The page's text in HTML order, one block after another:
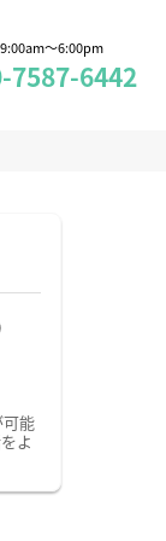
～6:00pm
7587-6442
能
よ